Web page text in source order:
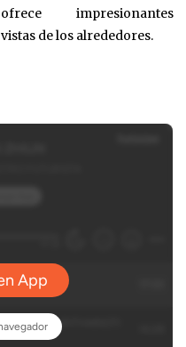
ofrece impresionantes
vistas de los alrededores.